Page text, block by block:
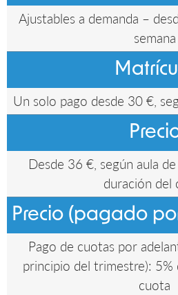
Ajustables a demanda –
semana
Un solo pago desde 30 €,
Desde 36 €, según aula
duración del
Precio (pagado
Pago de cuotas por
principio del trimestre):
cuota